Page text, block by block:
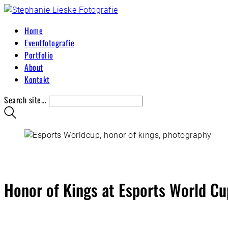
Home
Eventfotografie
Portfolio
About
Kontakt
Search site...
Honor of Kings at Esports World